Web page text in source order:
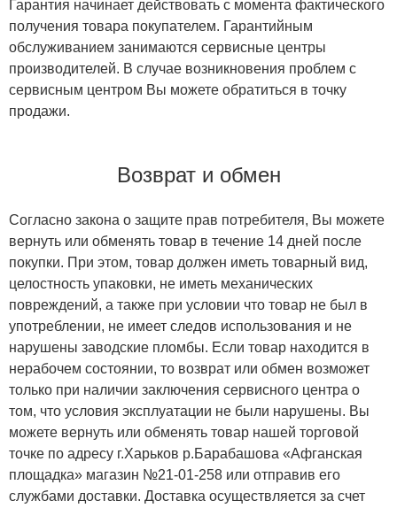
Гарантия начинает действовать с момента фактического
получения товара покупателем. Гарантийным
обслуживанием занимаются сервисные центры
производителей. В случае возникновения проблем с
сервисным центром Вы можете обратиться в точку
продажи.
Возврат и обмен
Согласно закона о защите прав потребителя, Вы можете
вернуть или обменять товар в течение 14 дней после
покупки. При этом, товар должен иметь товарный вид,
целостность упаковки, не иметь механических
повреждений, а также при условии что товар не был в
употреблении, не имеет следов использования и не
нарушены заводские пломбы. Если товар находится в
нерабочем состоянии, то возврат или обмен возможет
только при наличии заключения сервисного центра о
том, что условия эксплуатации не были нарушены. Вы
можете вернуть или обменять товар нашей торговой
точке по адресу г.Харьков р.Барабашова «Афганская
площадка» магазин №21-01-258 или отправив его
службами доставки. Доставка осуществляется за счет